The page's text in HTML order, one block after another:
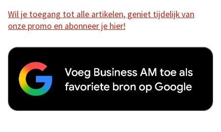
Wil je toegang tot alle artikelen, geniet tijdelijk van
onze promo en abonneer je hier!